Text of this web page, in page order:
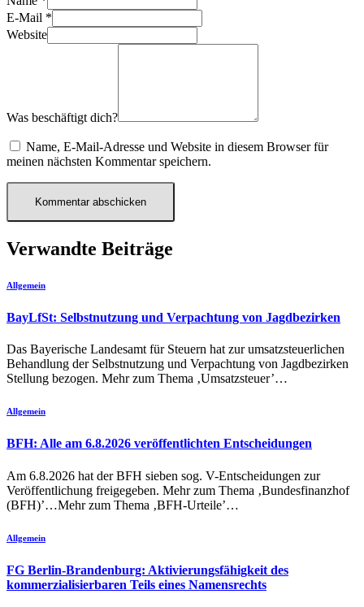
E-Mail *
Website
Was beschäftigt dich?
Name, E-Mail-Adresse und Website in diesem Browser für
meinen nächsten Kommentar speichern.
Verwandte Beiträge
Allgemein
BayLfSt: Selbstnutzung und Verpachtung von Jagdbezirken
Das Bayerische Landesamt für Steuern hat zur umsatzsteuerlichen
Behandlung der Selbstnutzung und Verpachtung von Jagdbezirken
Stellung bezogen. Mehr zum Thema ‚Umsatzsteuer’…
Allgemein
BFH: Alle am 6.8.2026 veröffentlichten Entscheidungen
Am 6.8.2026 hat der BFH sieben sog. V-Entscheidungen zur
Veröffentlichung freigegeben. Mehr zum Thema ‚Bundesfinanzhof
(BFH)’…Mehr zum Thema ‚BFH-Urteile’…
Allgemein
FG Berlin-Brandenburg: Aktivierungsfähigkeit des
kommerzialisierbaren Teils eines Namensrechts